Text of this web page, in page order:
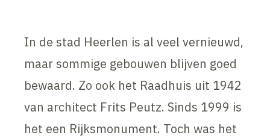
In de stad Heerlen is al veel vernieuwd,
maar sommige gebouwen blijven goed
bewaard. Zo ook het Raadhuis uit 1942
van architect Frits Peutz. Sinds 1999 is
het een Rijksmonument. Toch was het